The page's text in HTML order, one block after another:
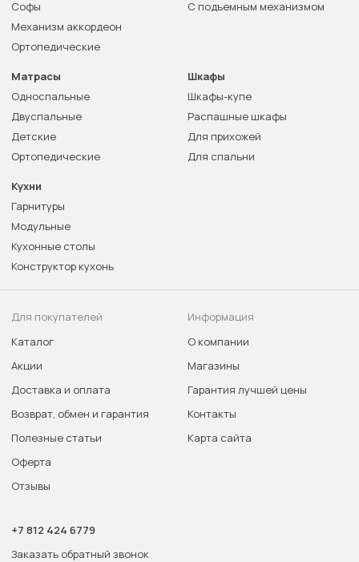
Софы
Механизм аккордеон
Ортопедические
С подъемным механизмом
Матрасы
Односпальные
Двуспальные
Детские
Ортопедические
Шкафы
Шкафы-купе
Распашные шкафы
Для прихожей
Для спальни
Кухни
Гарнитуры
Модульные
Кухонные столы
Конструктор кухонь
Для покупателей
Каталог
Акции
Доставка и оплата
Возврат, обмен и гарантия
Полезные статьи
Оферта
Отзывы
Информация
О компании
Магазины
Гарантия лучшей цены
Контакты
Карта сайта
+7 812 424 6779
Заказать обратный звонок